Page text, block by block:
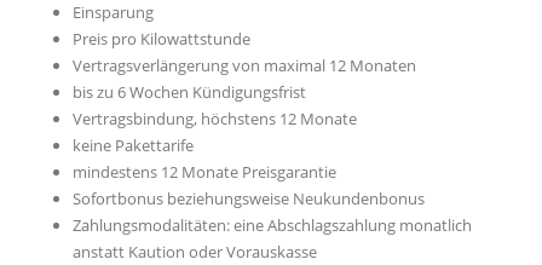
Einsparung
Preis pro Kilowattstunde
Vertragsverlängerung von maximal 12 Monaten
bis zu 6 Wochen Kündigungsfrist
Vertragsbindung, höchstens 12 Monate
keine Pakettarife
mindestens 12 Monate Preisgarantie
Sofortbonus beziehungsweise Neukundenbonus
Zahlungsmodalitäten: eine Abschlagszahlung monatlich
anstatt Kaution oder Vorauskasse